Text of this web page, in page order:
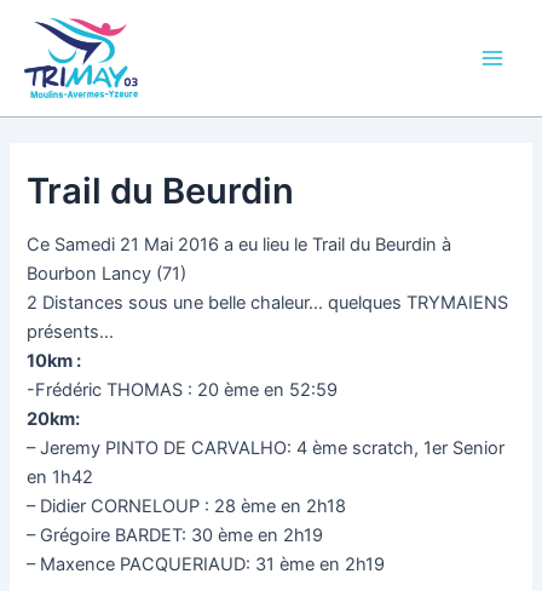
contenu
Trail du Beurdin
Ce Samedi 21 Mai 2016 a eu lieu le Trail du Beurdin à
Bourbon Lancy (71)
2 Distances sous une belle chaleur… quelques TRYMAIENS
présents…
10km :
-Frédéric THOMAS : 20 ème en 52:59
20km:
– Jeremy PINTO DE CARVALHO: 4 ème scratch, 1er Senior
en 1h42
– Didier CORNELOUP : 28 ème en 2h18
– Grégoire BARDET: 30 ème en 2h19
– Maxence PACQUERIAUD: 31 ème en 2h19